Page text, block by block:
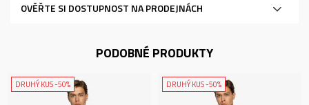
OVĚŘTE SI DOSTUPNOST NA PRODEJNÁCH
PODOBNÉ PRODUKTY
DRUHÝ KUS -50% DRUHÝ KUS -50%